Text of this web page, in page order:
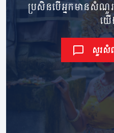
ប្រសិនបើអ្នកមានសំ
យើ
សួរសំ